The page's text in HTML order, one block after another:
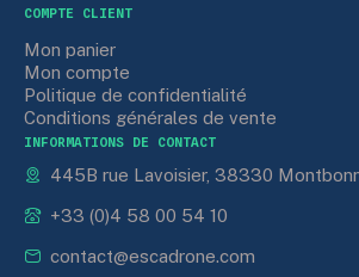
COMPTE CLIENT
Mon panier
Mon compte
Politique de confidentialité
Conditions générales de vente
INFORMATIONS DE CONTACT
445B rue Lavoisier, 38330
+33 (0)4 58 00 54 10
contact@escadrone.com